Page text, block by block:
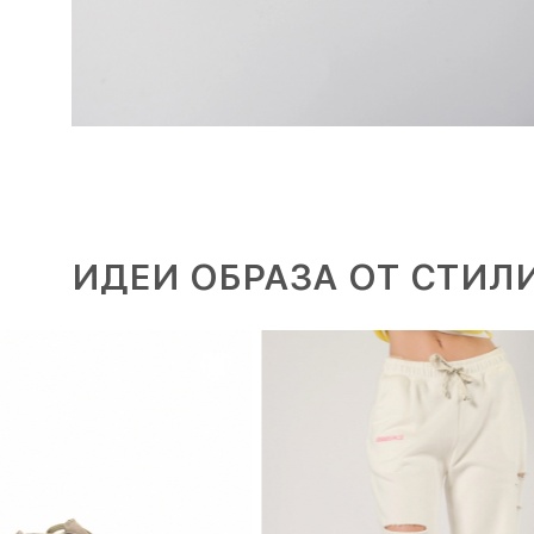
ИДЕИ ОБРАЗА ОТ